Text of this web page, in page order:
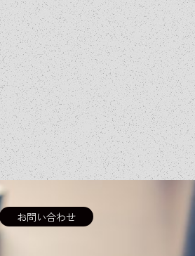
お問い合わせ